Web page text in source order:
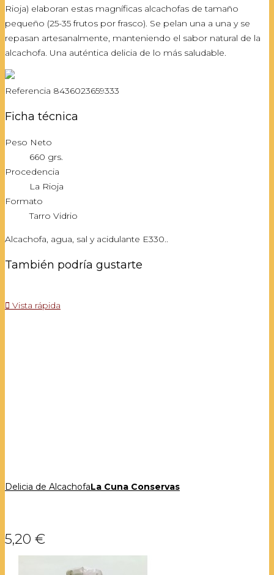
Rioja) elaboran estas magníficas alcachofas de tamaño
pequeño (25-35 frutos por frasco). Se pelan una a una y se
repasan artesanalmente, manteniendo el sabor natural de la
alcachofa. Una auténtica delicia de lo más saludable.
Referencia 8436023659333
Ficha técnica
Peso Neto
660 grs.
Procedencia
La Rioja
Formato
Tarro Vidrio
Alcachofa, agua, sal y acidulante E330..
También podría gustarte
 Vista rápida
Delicia de AlcachofaLa Cuna Conservas
5,20 €